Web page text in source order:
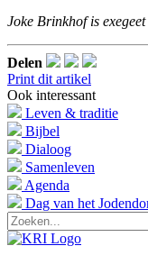
Joke Brinkhof is
Delen
Print dit artikel
Ook interessant
Leven & traditie
Bijbel
Dialoog
Samenleven
Agenda
Dag van het